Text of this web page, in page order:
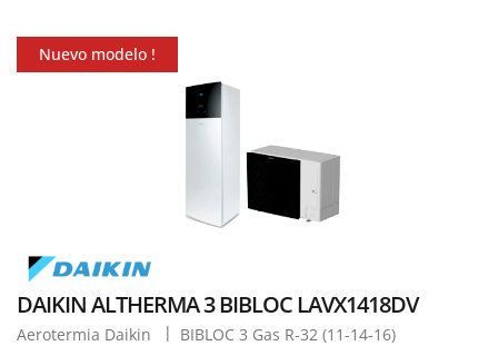
Nuevo modelo !
DAIKIN ALTHERMA 3 BIBLOC LAVX1418DV
Aerotermia Daikin BIBLOC 3 Gas R-32 (11-14-16)